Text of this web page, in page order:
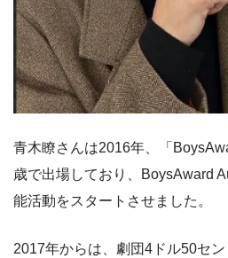
青木瞭さんは2016年、「
歳で出場しており、BoysAward
能活動をスタートさせました。
2017年からは、劇団4ドル50セ